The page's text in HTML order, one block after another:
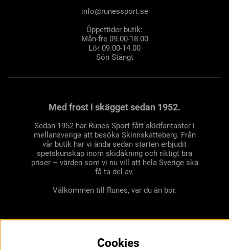
info@runessport.se
Öppettider butik:
Mån-fre 09.00-18.00
Lör 09.00-14.00
Sön Stängt
Med frost i skägget sedan 1952.
Sedan 1952 har Runes Sport fått skidfantaster i
mellansverige att besöka Skinnskatteberg. Från
vår butik har vi ända sedan starten erbjudit
spetskunskap inom skidåkning och riktigt bra
priser – värden som vi nu vill att hela Sverige ska
få ta del av.
Välkommen till Runes, var du än bor.
Cookies